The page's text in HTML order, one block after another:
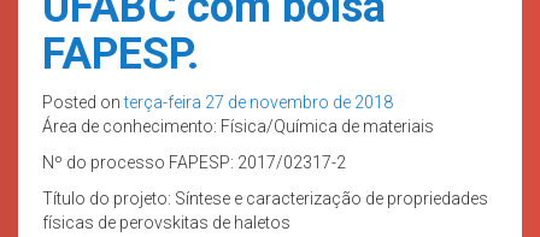
FAPESP.
Posted onterça-feira 27 de novembro de 2018
Área de conhecimento: Física/Química de materiais
Nº do processo FAPESP: 2017/02317-2
Título do projeto: Síntese e caracterização de propriedades
físicas de perovskitas de haletos